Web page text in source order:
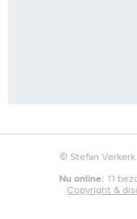
© Stefan
Nu online: 11
Copyright &